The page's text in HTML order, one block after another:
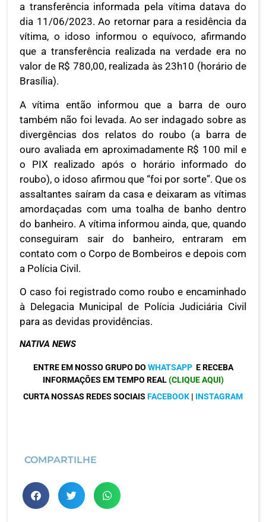
a transferência informada pela vítima datava do
dia 11/06/2023. Ao retornar para a residência da
vítima, o idoso informou o equívoco, afirmando
que a transferência realizada na verdade era no
valor de R$ 780,00, realizada às 23h10 (horário de
Brasília).
A vítima então informou que a barra de ouro
também não foi levada. Ao ser indagado sobre as
divergências dos relatos do roubo (a barra de
ouro avaliada em aproximadamente R$ 100 mil e
o PIX realizado após o horário informado do
roubo), o idoso afirmou que “foi por sorte”. Que os
assaltantes saíram da casa e deixaram as vítimas
amordaçadas com uma toalha de banho dentro
do banheiro. A vítima informou ainda, que, quando
conseguiram sair do banheiro, entraram em
contato com o Corpo de Bombeiros e depois com
a Polícia Civil.
O caso foi registrado como roubo e encaminhado
à Delegacia Municipal de Polícia Judiciária Civil
para as devidas providências.
NATIVA NEWS
ENTRE EM NOSSO GRUPO DO WHATSAPP E RECEBA
INFORMAÇÕES EM TEMPO REAL(CLIQUE AQUI)
CURTA NOSSAS REDES SOCIAIS FACEBOOK | INSTAGRAM
COMPARTILHE